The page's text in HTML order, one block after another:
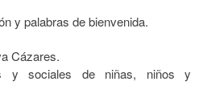
y palabras de bienvenida.
Cázares.
y sociales de niñas, niños y